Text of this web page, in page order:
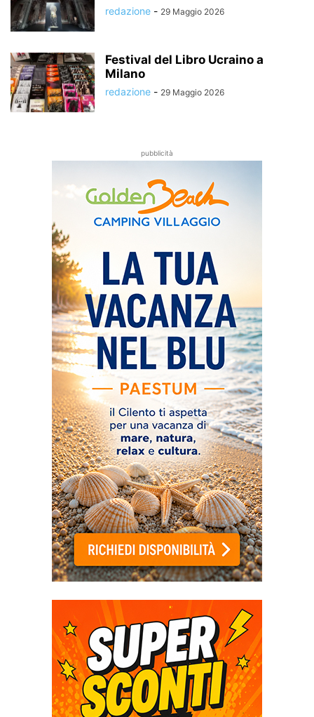
redazione - 29 Maggio 2026
Festival del Libro Ucraino a
Milano
redazione - 29 Maggio 2026
pubblicità